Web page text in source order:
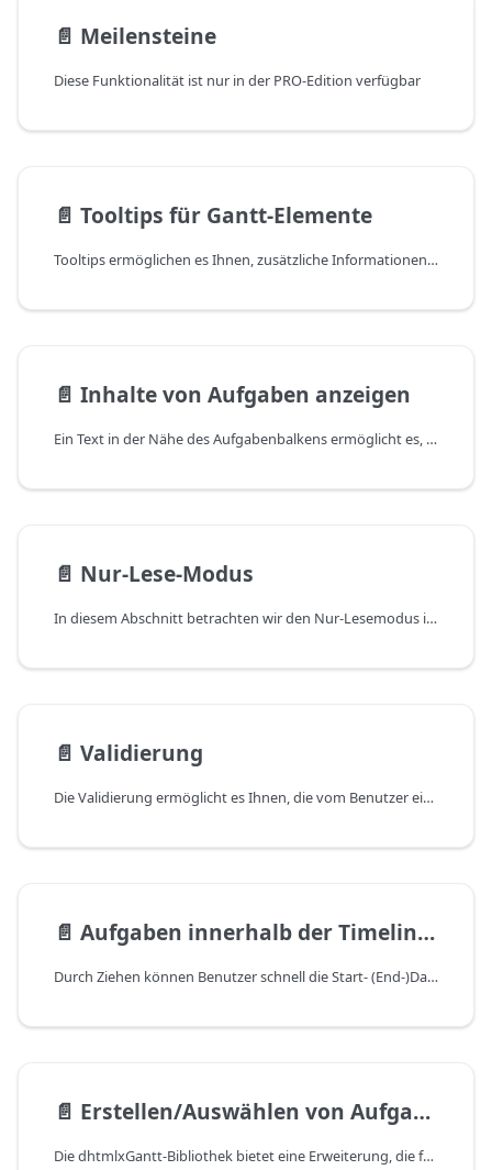
📄️ Meilensteine
Diese Funktionalität ist nur in der PRO-Edition verfügbar
📄️ Tooltips für Gantt-Elemente
Tooltips ermöglichen es Ihnen, zusätzliche Informationen für Benutzer bereitzustellen, ohne den Bildschirm mit Text zu überfluten. Standardmäßig werden Tooltips den Gantt-Aufgaben hinzugefügt.
📄️ Inhalte von Aufgaben anzeigen
Ein Text in der Nähe des Aufgabenbalkens ermöglicht es, zusätzliche Informationen zur Aufgabe anzuzeigen. In den meisten Fällen handelt es sich um eine zugewiesene Ressource – Personen, Materialien usw.
📄️ Nur-Lese-Modus
In diesem Abschnitt betrachten wir den Nur-Lesemodus im Kontext von zwei Situationen:
📄️ Validierung
Die Validierung ermöglicht es Ihnen, die vom Benutzer eingegebenen Daten zu kontrollieren, um die Möglichkeit zu vermeiden, falsche Werte zu speichern.
📄️ Aufgaben innerhalb der Timeline ziehen
Durch Ziehen können Benutzer schnell die Start- (End-)Daten der Aufgaben sowie deren Dauer ändern.
📄️ Erstellen/Auswählen von Aufgaben mit Drag-and-Drop
Die dhtmlxGantt-Bibliothek bietet eine Erweiterung, die fortschrittliche Drag-and-Drop-Funktionalität bei der Arbeit mit Aufgaben in der Timeline umfasst.